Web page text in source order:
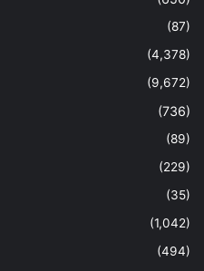
(87)
(4,378)
(9,672)
(736)
(89)
(229)
(35)
(1,042)
(494)